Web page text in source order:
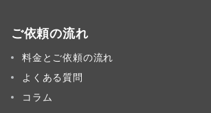
ご依頼の流れ
料金とご依頼の流れ
よくある質問
コラム